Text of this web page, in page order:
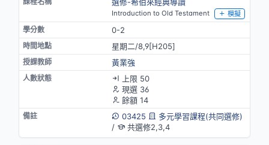
選修-希伯來經典導讀
Introduction to Old Testament 模擬
0-2
星期二/8,9[H205]
黃業強
上限 50
現選 36
餘額 14
03425
多元學習課程(共同選修)
/
共選修2,3,4